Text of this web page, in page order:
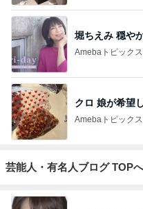
堀ちえみ 穏や
Amebaトピックス
クロ 娘が希望
Amebaトピックス
芸能人・有名人ブログ TOPへ